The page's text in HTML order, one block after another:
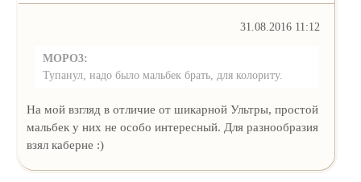
31.08.2016 11:12
MOPO3:
Тупанул, надо было мальбек брать, для колориту.
На мой взгляд в отличие от шикарной Ультры, простой
мальбек у них не особо интересный. Для разнообразия
взял каберне :)